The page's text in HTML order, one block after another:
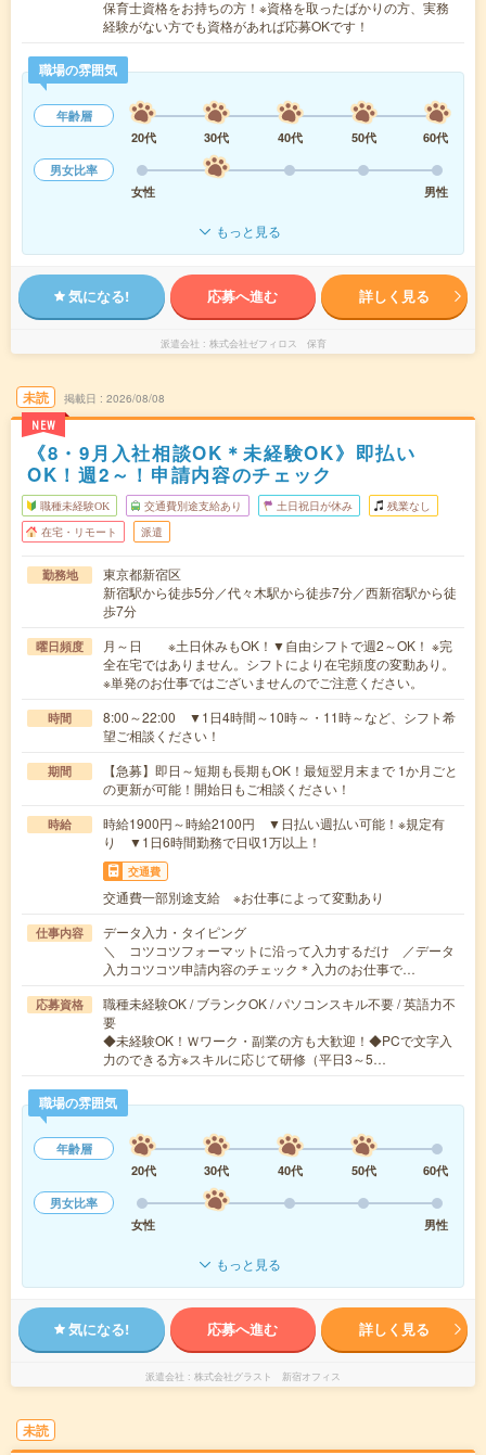
保育士資格をお持ちの方！※資格を取ったばかりの方、実務
経験がない方でも資格があれば応募OKです！
職場の雰囲気
年齢層
20代
30代 40代 50代
60代
男女比率
女性
男性
もっと見る
気になる! 応募へ進む 詳しく見る
派遣会社 株式会社ゼフィロス 保育
未読
NEW
掲載日 2026/08/08
《8・9月入社相談OK＊未経験OK》即払い
OK！週2～！申請内容のチェック
職種未経験OK 交通費別途支給あり 土日祝日が休み 残業なし
在宅・リモート 派遣
勤務地
東京都新宿区
新宿駅から徒歩5分／代々木駅から徒歩7分／西新宿駅から徒
歩7分
曜日頻度
月～日 ※土日休みもOK！▼自由シフトで週2～OK！ ※完
全在宅ではありません。シフトにより在宅頻度の変動あり。
※単発のお仕事ではございませんのでご注意ください。
時間
8:00～22:00 ▼1日4時間～10時～・11時～など、シフト希
望ご相談ください！
期間
【急募】即日～短期も長期もOK！最短翌月末まで 1か月ごと
の更新が可能！開始日もご相談ください！
時給
時給1900円～時給2100円 ▼日払い週払い可能！※規定有
り ▼1日6時間勤務で日収1万以上！
交通費
交通費一部別途支給 ※お仕事によって変動あり
仕事内容
データ入力・タイピング
＼ コツコツフォーマットに沿って入力するだけ ／データ
入力コツコツ申請内容のチェック＊入力のお仕事で…
応募資格
職種未経験OK / ブランクOK / パソコンスキル不要 / 英語力不
要
◆未経験OK！Ｗワーク・副業の方も大歓迎！◆PCで文字入
力のできる方※スキルに応じて研修（平日3～5…
職場の雰囲気
年齢層
20代
30代 40代 50代
60代
男女比率
女性
男性
もっと見る
気になる! 応募へ進む 詳しく見る
派遣会社 株式会社グラスト 新宿オフィス
未読